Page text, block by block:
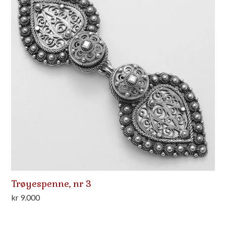
Trøyespenne, nr 3
kr 9.000